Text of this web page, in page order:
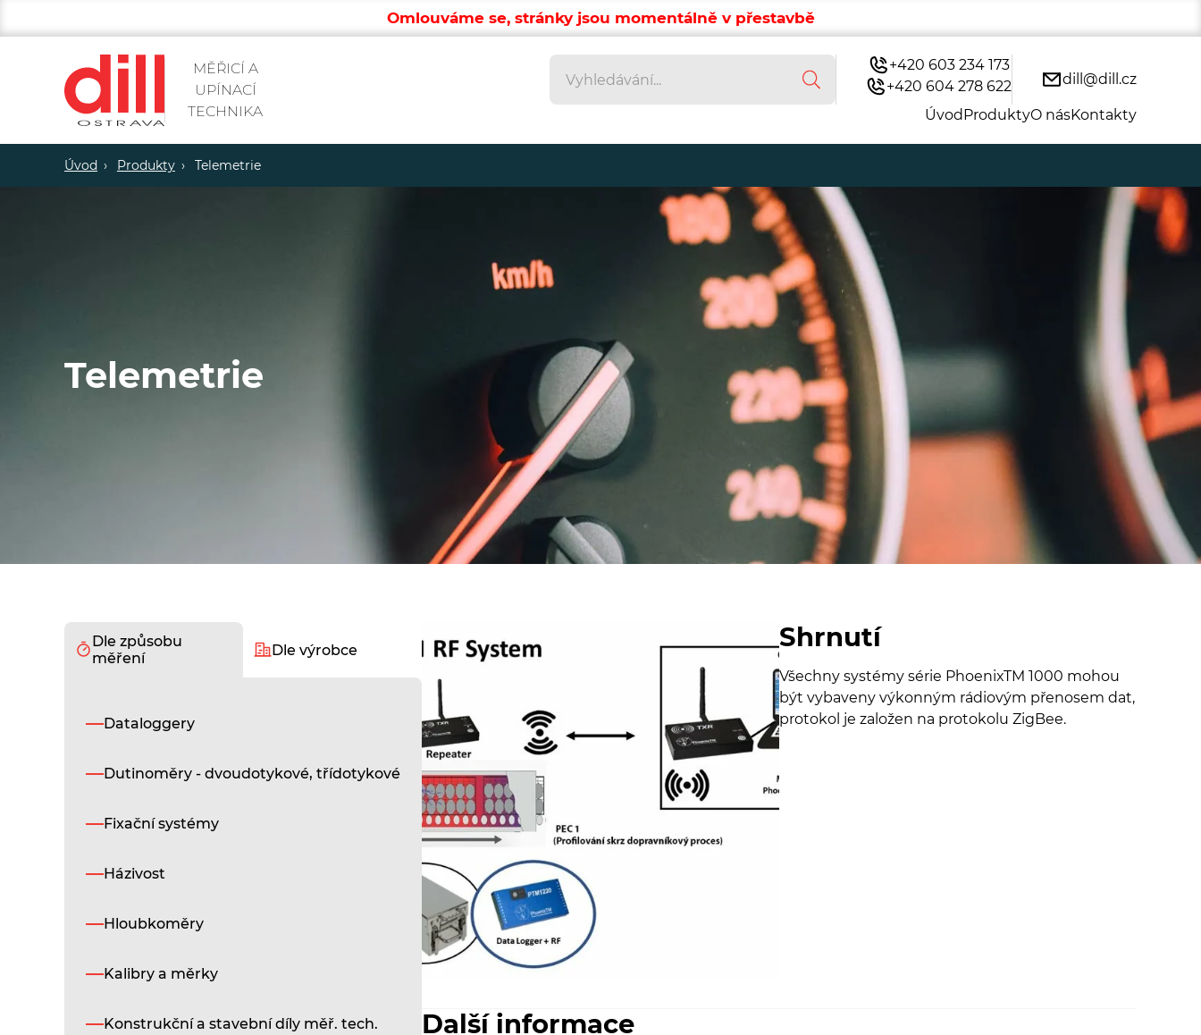
Omlouváme se, stránky jsou momentálně v přestavbě
MĚŘICÍ A
UPÍNACÍ
TECHNIKA
Vyhledávání
Vyhledávání
+420 603 234 173
+420 604 278 622
dill@dill.cz
ÚvodProduktyO násKontakty
Úvod Produkty Telemetrie
Telemetrie
Dle způsobu
měření
Dle výrobce
Dataloggery
Dutinoměry - dvoudotykové, třídotykové
Fixační systémy
Házivost
Hloubkoměry
Kalibry a měrky
Konstrukční a stavební díly měř. tech.
Shrnutí
Všechny systémy série PhoenixTM 1000 mohou
být vybaveny výkonným rádiovým přenosem dat,
protokol je založen na protokolu ZigBee.
Další informace